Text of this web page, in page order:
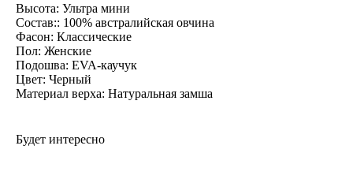
Высота: Ультра мини
Состав:: 100% австралийская овчина
Фасон: Классические
Пол: Женские
Подошва: EVA-каучук
Цвет: Черный
Материал верха: Натуральная замша
Будет интересно